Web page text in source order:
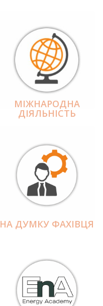
МІЖНАРОДНА
ДІЯЛЬНІCТЬ
НА ДУМКУ ФАХІВЦЯ